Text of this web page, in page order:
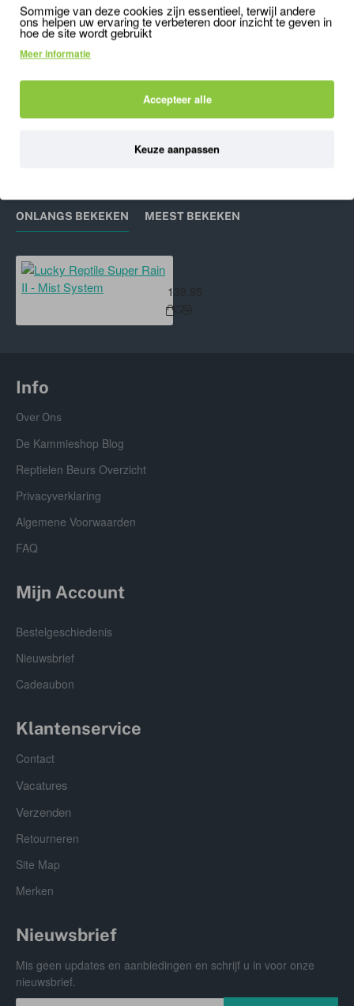
'); mywindow.document.close(); mywindow.focus();
ONLANGS BEKEKEN MEEST BEKEKEN
139,95
Info
Over Ons
De Kammieshop Blog
Reptielen Beurs Overzicht
Privacyverklaring
Algemene Voorwaarden
FAQ
Mijn Account
Bestelgeschiedenis
Nieuwsbrief
Cadeaubon
Klantenservice
Contact
Vacatures
Verzenden
Retourneren
Site Map
Merken
Nieuwsbrief
Mis geen updates en aanbiedingen en schrijf u in voor onze
nieuwsbrief.
Sommige van deze cookies zijn essentieel, terwijl andere
ons helpen uw ervaring te verbeteren door inzicht te geven in
hoe de site wordt gebruikt
Meer informatie
Accepteer alle
Keuze aanpassen